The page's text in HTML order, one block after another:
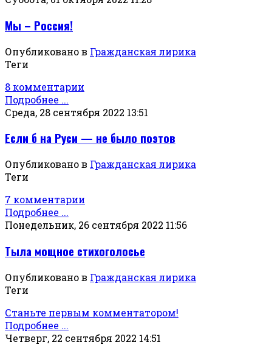
Мы – Россия!
Опубликовано в Гражданская лирика
Теги
8 комментарии
Подробнее ...
Среда, 28 сентября 2022 13:51
Если б на Руси — не было поэтов
Опубликовано в Гражданская лирика
Теги
7 комментарии
Подробнее ...
Понедельник, 26 сентября 2022 11:56
Тыла мощное стихоголосье
Опубликовано в Гражданская лирика
Теги
Станьте первым комментатором!
Подробнее ...
Четверг, 22 сентября 2022 14:51